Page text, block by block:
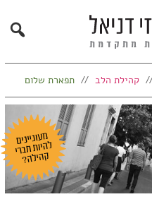
Search
קהילת הלב תפארת שלום